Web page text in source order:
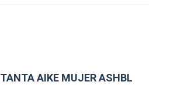
TANTA AIKE MUJER ASHBL